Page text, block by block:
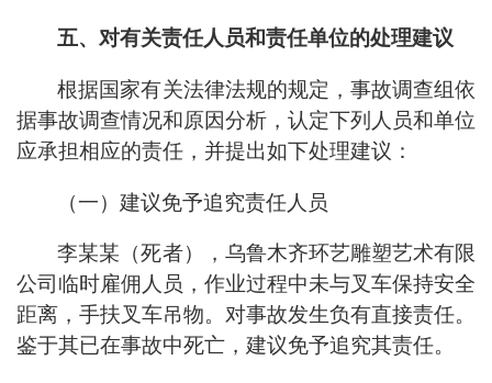
五、对有关责任人员和责任单位的处理建议
根据国家有关法律法规的规定，事故调查组依
据事故调查情况和原因分析，认定下列人员和单位
应承担相应的责任，并提出如下处理建议：
（一）建议免予追究责任人员
李某某（死者），乌鲁木齐环艺雕塑艺术有限
公司临时雇佣人员，作业过程中未与叉车保持安全
距离，手扶叉车吊物。对事故发生负有直接责任。
鉴于其已在事故中死亡，建议免予追究其责任。